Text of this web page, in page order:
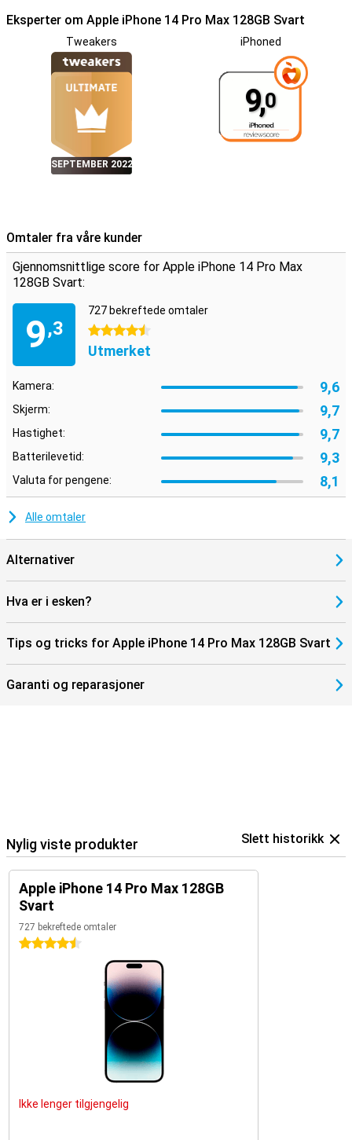
Eksperter om Apple iPhone 14 Pro Max 128GB Svart
Tweakers
SEPTEMBER 2022
iPhoned
9,0
Omtaler fra våre kunder
Gjennomsnittlige score for Apple iPhone 14 Pro Max
128GB Svart:
9,3
727 bekreftede omtaler
4.5 stjerner
Utmerket
Kamera: 9,6
Skjerm: 9,7
Hastighet: 9,7
Batterilevetid: 9,3
Valuta for pengene: 8,1
Alle omtaler
Alternativer
Hva er i esken?
Tips og tricks for Apple iPhone 14 Pro Max 128GB Svart
Garanti og reparasjoner
Nylig viste produkter Slett historikk
Apple iPhone 14 Pro Max 128GB
Svart
727 bekreftede omtaler
4.5 stjerner
Ikke lenger tilgjengelig